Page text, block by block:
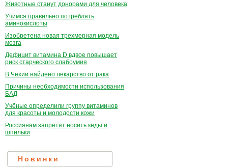
Животные станут донорами для человека
Учимся правильно потреблять
аминокислоты
Изобретена новая трехмерная модель
мозга
Дефицит витамина D вдвое повышает
риск старческого слабоумия
В Чехии найдено лекарство от рака
Причины необходимости использования
БАД
Учёные определили группу витаминов
для красоты и молодости кожи
Россиянам запретят носить кеды и
шпильки
Новинки